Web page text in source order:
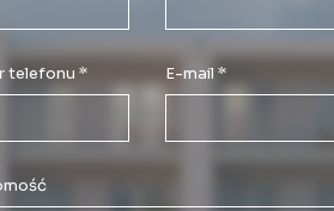
telefonu * E-mail *